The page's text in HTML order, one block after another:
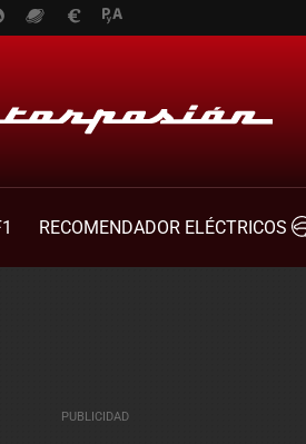
RECOMENDADOR ELÉCTRICOS